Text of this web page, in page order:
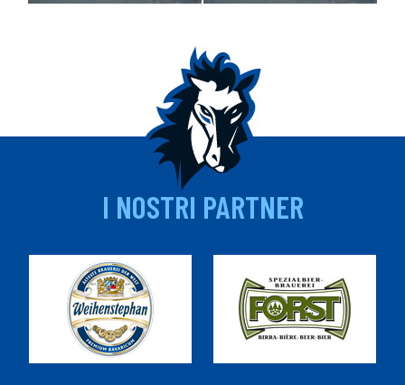
I NOSTRI PARTNER